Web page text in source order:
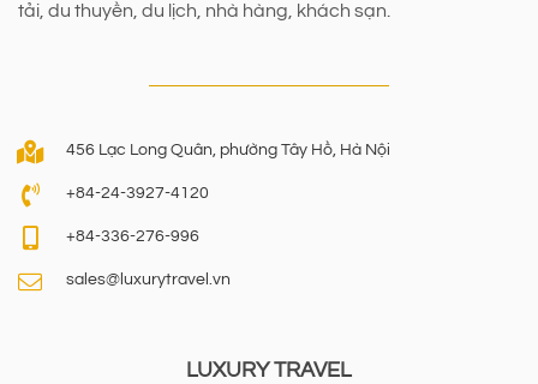
tải, du thuyền, du lịch, nhà hàng, khách sạn.
456 Lạc Long Quân, phường Tây Hồ, Hà Nội
+84-24-3927-4120
+84-336-276-996
sales@luxurytravel.vn
LUXURY TRAVEL